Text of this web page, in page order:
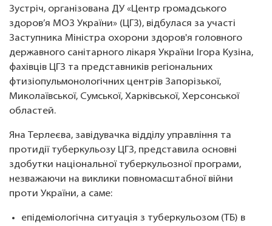
Зустріч, організована ДУ «Центр громадського
здоров’я МОЗ України» (ЦГЗ), відбулася за участі
Заступника Міністра охорони здоров'я головного
державного санітарного лікаря України Ігора Кузіна,
фахівців ЦГЗ та представників регіональних
фтизіопульмонологічних центрів Запорізької,
Миколаївської, Сумської, Харківської, Херсонської
областей.
Яна Терлеєва, завідувачка відділу управління та
протидії туберкульозу ЦГЗ, представила основні
здобутки національної туберкульозної програми,
незважаючи на виклики повномасштабної війни
проти України, а саме:
епідеміологічна ситуація з туберкульозом (ТБ) в